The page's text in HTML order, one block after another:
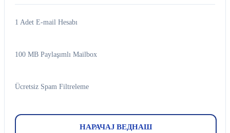
1 Adet E-mail Hesabı
100 MB Paylaşımlı Mailbox
Ücretsiz Spam Filtreleme
НАРАЧАЈ ВЕДНАШ